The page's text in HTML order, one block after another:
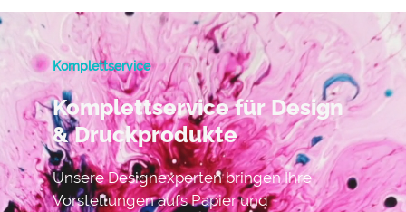
Komplettservice
Komplettservice für Design
& Druckprodukte
Unsere Designexperten bringen Ihre
Vorstellungen aufs Papier und